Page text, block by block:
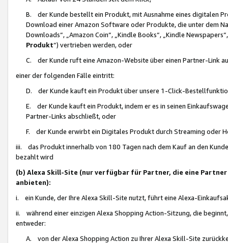
B. der Kunde bestellt ein Produkt, mit Ausnahme eines digitalen
Download einer Amazon Software oder Produkte, die unter dem
Downloads“, „Amazon Coin“, „Kindle Books“, „Kindle
Produkt“) vertrieben werden, oder
C. der Kunde ruft eine Amazon-Website über einen Partner-Link
einer der folgenden Fälle eintritt:
D. der Kunde kauft ein Produkt über unsere 1-Click-
E. der Kunde kauft ein Produkt, indem er es in seinen
Partner-Links abschließt, oder
F. der Kunde erwirbt ein Digitales Produkt durch Streaming oder
iii. das Produkt innerhalb von 180 Tagen nach dem Kauf an den
bezahlt wird
(b) Alexa Skill-Site (nur verfügbar für Partner, die eine
anbieten):
i. ein Kunde, der Ihre Alexa Skill-Site nutzt, führt eine Alexa-
ii. während einer einzigen Alexa Shopping Action-Sitzung, die
entweder:
A. von der Alexa Shopping Action zu Ihrer Alexa Skill-Site